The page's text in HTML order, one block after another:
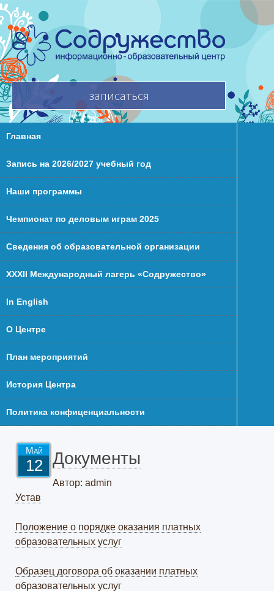
записаться
Главная
Запись на 2026/2027 учебный год
Наши программы
Чемпионат по деловым играм 2025
Сведения об образовательной организации
XXХII Международный лагерь «Содружество»
In English
О Центре
План мероприятий
История Центра
Политика конфиценциальности
Май
12 Документы
Автор: admin
Устав
Положение о порядке оказания платных
образовательных услуг
Образец договора об оказании платных
образовательных услуг